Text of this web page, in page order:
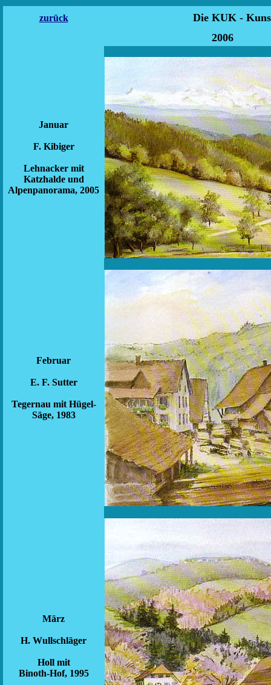
zurück
Die KUK -
Januar
F. Kibiger
Lehnacker mit
Katzhalde und
Alpenpanorama, 2005
Februar
E. F. Sutter
Tegernau mit Hügel-
Säge, 1983
März
H. Wullschläger
Holl mit
Binoth-Hof, 1995